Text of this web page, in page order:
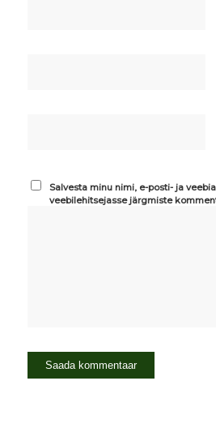
Salvesta minu nimi, e-posti- ja
veebilehitsejasse järgmiste